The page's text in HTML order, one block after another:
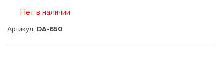
Нет в наличии
Артикул: DA-650